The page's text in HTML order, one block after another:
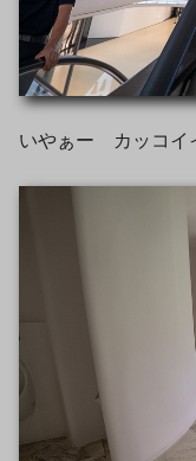
いやぁー カッコイ